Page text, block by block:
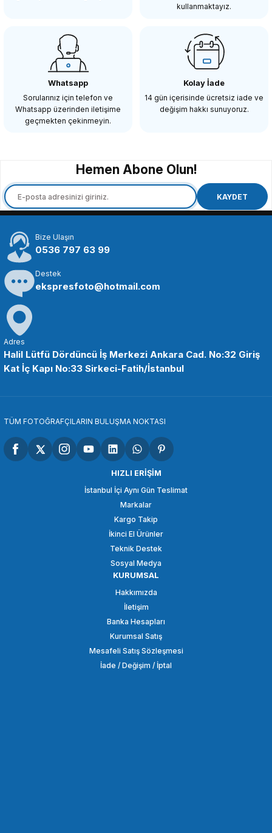
kullanmaktayız.
Whatsapp
Sorularınız için telefon ve
Whatsapp üzerinden iletişime
geçmekten çekinmeyin.
Kolay İade
14 gün içerisinde ücretsiz iade ve
değişim hakkı sunuyoruz.
Hemen Abone Olun!
KAYDET
Bize Ulaşın
0536 797 63 99
Destek
ekspresfoto@hotmail.com
Adres
Halil Lütfü Dördüncü İş Merkezi Ankara Cad. No:32 Giriş
Kat İç Kapı No:33 Sirkeci-Fatih/İstanbul
TÜM FOTOĞRAFÇILARIN BULUŞMA NOKTASI
HIZLI ERİŞİM
İstanbul İçi Aynı Gün Teslimat
Markalar
Kargo Takip
İkinci El Ürünler
Teknik Destek
Sosyal Medya
KURUMSAL
Hakkımızda
İletişim
Banka Hesapları
Kurumsal Satış
Mesafeli Satış Sözleşmesi
İade / Değişim / İptal